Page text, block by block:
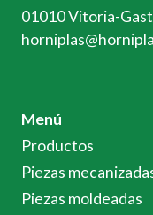
01010 Vitoria-
Menú
Productos
Piezas
Piezas moldeadas